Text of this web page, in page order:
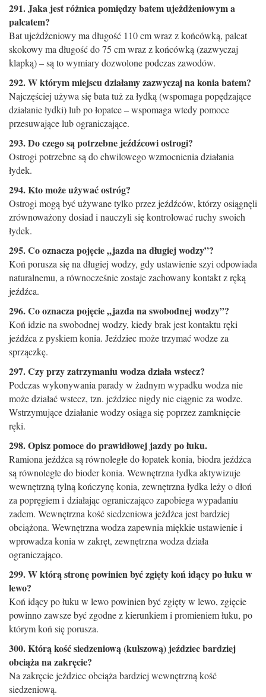
291. Jaka jest różnica pomiędzy batem ujeżdżeniowym a
palcatem?
Bat ujeżdżeniowy ma długość 110 cm wraz z końcówką, palcat
skokowy ma długość do 75 cm wraz z końcówką (zazwyczaj
klapką) – są to wymiary dozwolone podczas zawodów.
292. W którym miejscu działamy zazwyczaj na konia batem?
Najczęściej używa się bata tuż za łydką (wspomaga popędzające
działanie łydki) lub po łopatce – wspomaga wtedy pomoce
przesuwające lub ograniczające.
293. Do czego są potrzebne jeźdźcowi ostrogi?
Ostrogi potrzebne są do chwilowego wzmocnienia działania
łydek.
294. Kto może używać ostróg?
Ostrogi mogą być używane tylko przez jeźdźców, którzy osiągnęli
zrównoważony dosiad i nauczyli się kontrolować ruchy swoich
łydek.
295. Co oznacza pojęcie „jazda na długiej wodzy”?
Koń porusza się na długiej wodzy, gdy ustawienie szyi odpowiada
naturalnemu, a równocześnie zostaje zachowany kontakt z ręką
jeźdźca.
296. Co oznacza pojęcie „jazda na swobodnej wodzy”?
Koń idzie na swobodnej wodzy, kiedy brak jest kontaktu ręki
jeźdźca z pyskiem konia. Jeździec może trzymać wodze za
sprzączkę.
297. Czy przy zatrzymaniu wodza działa wstecz?
Podczas wykonywania parady w żadnym wypadku wodza nie
może działać wstecz, tzn. jeździec nigdy nie ciąg­nie za wodze.
Wstrzymujące działanie wodzy osiąga się poprzez zamknięcie
ręki.
298. Opisz pomoce do prawidłowej jazdy po łuku.
Ramiona jeźdźca są równoległe do łopatek konia, biodra jeźdźca
są równoległe do bioder konia. Wewnętrzna łydka aktywizuje
wewnętrzną tylną kończynę konia, zewnętrzna łydka leży o dłoń
za popręgiem i działając ograniczająco zapobiega wypadaniu
zadem. Wewnętrzna kość siedzeniowa jeźdźca jest bardziej
obciążona. Wew­nętrzna wodza zapewnia miękkie ustawienie i
wprowadza konia w zakręt, zewnętrzna wodza działa
ograniczająco.
299. W którą stronę powinien być zgięty koń idący po łuku w
lewo?
Koń idący po łuku w lewo powinien być zgięty w lewo, zgięcie
powinno zawsze być zgodne z kierunkiem i promieniem łuku, po
którym koń się porusza.
300. Którą kość siedzeniową (kulszową) jeździec bardziej
obciąża na zakręcie?
Na zakręcie jeździec obciąża bardziej wewnętrzną kość
siedzeniową.